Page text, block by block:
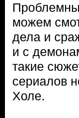
можем
дела и
и с
такие
сериалов
Холе.